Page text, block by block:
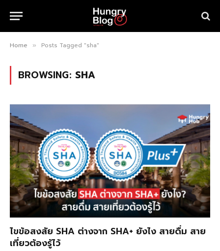
Home » Posts Tagged "sha"
BROWSING: SHA
ไขข้อสงสัย SHA ต่างจาก SHA+ ยังไง สายดื่ม สาย
เที่ยวต้องรู้ไว้